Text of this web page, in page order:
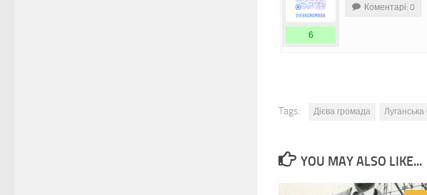
6
Коментарі: 0
Tags: Дієва громада Луганська
YOU MAY ALSO LIKE...